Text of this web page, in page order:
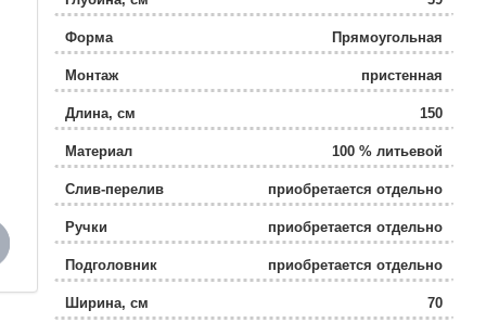
Форма Прямоугольная
Монтаж пристенная
Длина, см 150
Материал
100 % литьевой
сантехнический акрилл
Altuglas
Слив-перелив приобретается отдельно
Ручки приобретается отдельно
Подголовник приобретается отдельно
Ширина, см 70